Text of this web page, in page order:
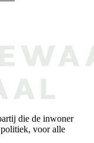
die de inwoner
voor alle